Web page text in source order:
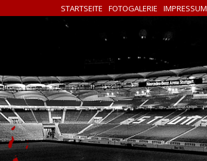
STARTSEITE FOTOGALERIE IMPRESSUM